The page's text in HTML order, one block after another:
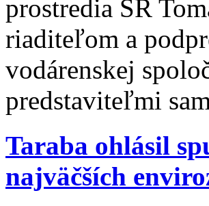
prostredia SR
riaditeľom a
vodárenskej
predstaviteľmi
Taraba ohlásil
najväčších